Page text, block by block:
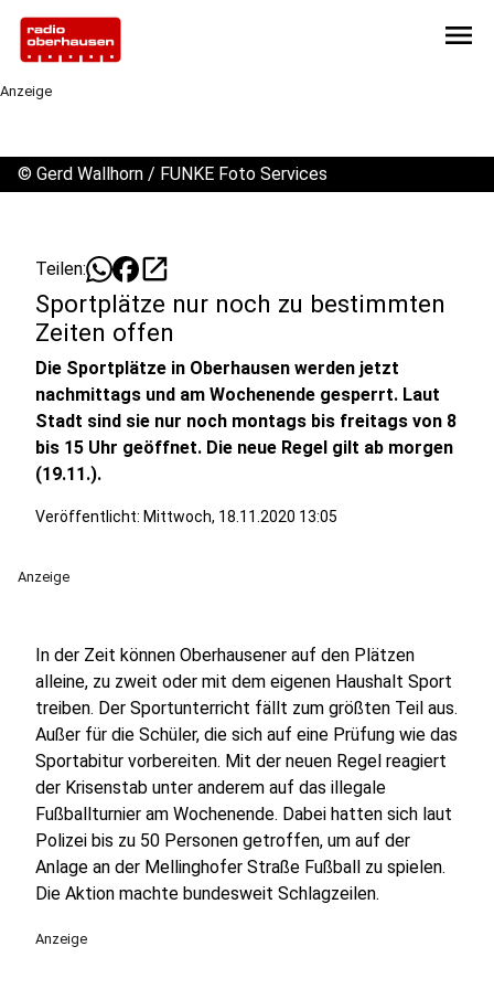
menu
Anzeige
© Gerd Wallhorn / FUNKE Foto Services
Teilen: open_in_new
Sportplätze nur noch zu bestimmten
Zeiten offen
Die Sportplätze in Oberhausen werden jetzt
nachmittags und am Wochenende gesperrt. Laut
Stadt sind sie nur noch montags bis freitags von 8
bis 15 Uhr geöffnet. Die neue Regel gilt ab morgen
(19.11.).
Veröffentlicht: Mittwoch, 18.11.2020 13:05
Anzeige
In der Zeit können Oberhausener auf den Plätzen
alleine, zu zweit oder mit dem eigenen Haushalt Sport
treiben. Der Sportunterricht fällt zum größten Teil aus.
Außer für die Schüler, die sich auf eine Prüfung wie das
Sportabitur vorbereiten. Mit der neuen Regel reagiert
der Krisenstab unter anderem auf das illegale
Fußballturnier am Wochenende. Dabei hatten sich laut
Polizei bis zu 50 Personen getroffen, um auf der
Anlage an der Mellinghofer Straße Fußball zu spielen.
Die Aktion machte bundesweit Schlagzeilen.
Anzeige